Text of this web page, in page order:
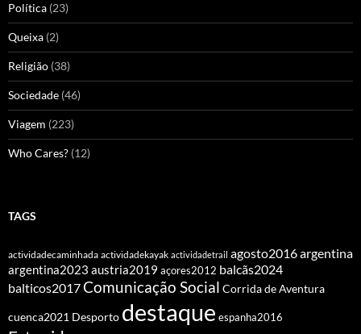
Política (23)
Queixa (2)
Religião (38)
Sociedade (46)
Viagem (223)
Who Cares? (12)
TAGS
actividadecaminhada actividadekayak actividadetrail agosto2016argentina
argentina2023 austria2019 açores2012 balcãs2024
balticos2017Comunicação Social Corrida de Aventura
cuenca2021 Desporto destaque espanha2016